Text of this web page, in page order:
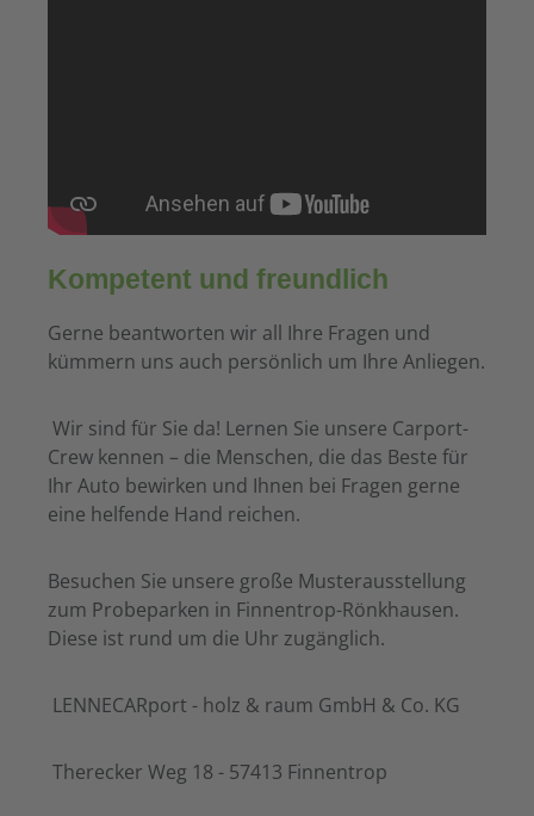
Kompetent und freundlich
Gerne beantworten wir all Ihre Fragen und
kümmern uns auch persönlich um Ihre Anliegen.
Wir sind für Sie da! Lernen Sie unsere Carport-
Crew kennen – die Menschen, die das Beste für
Ihr Auto bewirken und Ihnen bei Fragen gerne
eine helfende Hand reichen.
Besuchen Sie unsere große Musterausstellung
zum Probeparken in Finnentrop-Rönkhausen.
Diese ist rund um die Uhr zugänglich.
LENNECARport - holz & raum GmbH & Co. KG
Therecker Weg 18 - 57413 Finnentrop